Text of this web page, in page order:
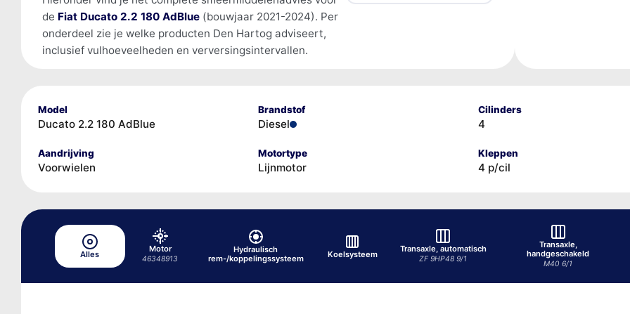
de Fiat Ducato 2.2 180 AdBlue(bouwjaar 2021-2024). Per
onderdeel zie je welke producten Den Hartog adviseert,
inclusief vulhoeveelheden en verversingsintervallen.
Model
Ducato 2.2 180 AdBlue
Brandstof
Diesel
Cilinders
4
Aandrijving
Voorwielen
Motortype
Lijnmotor
Kleppen
4 p/cil
Alles
Motor
46348913
Hydraulisch
rem-/koppelingssysteem
Koelsysteem
Transaxle, automatisch
ZF 9HP48 9/1
Transaxle,
handgeschakeld
M40 6/1